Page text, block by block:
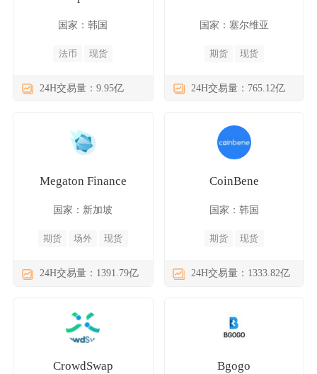
国家：韩国
法币 现货
24H交易量：9.95亿
国家：塞尔维亚
期货 现货
24H交易量：765.12亿
Megaton Finance
国家：新加坡
期货 场外 现货
24H交易量：1391.79亿
CoinBene
国家：韩国
期货 现货
24H交易量：1333.82亿
CrowdSwap Bgogo